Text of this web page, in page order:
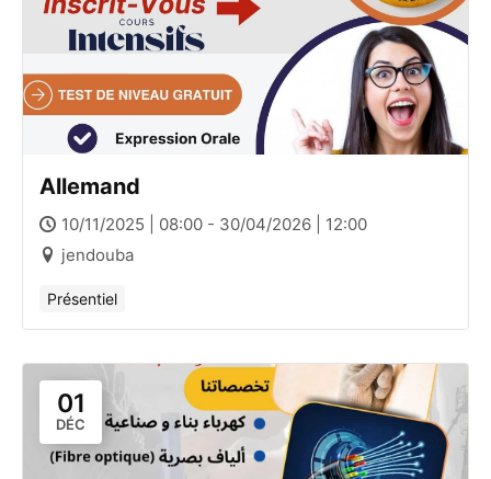
Allemand
10/11/2025 | 08:00 - 30/04/2026 | 12:00
jendouba
Présentiel
01
DÉC